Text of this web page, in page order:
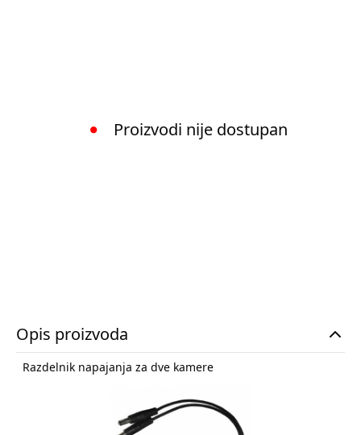
Proizvodi nije dostupan
Opis proizvoda
Razdelnik napajanja za dve kamere